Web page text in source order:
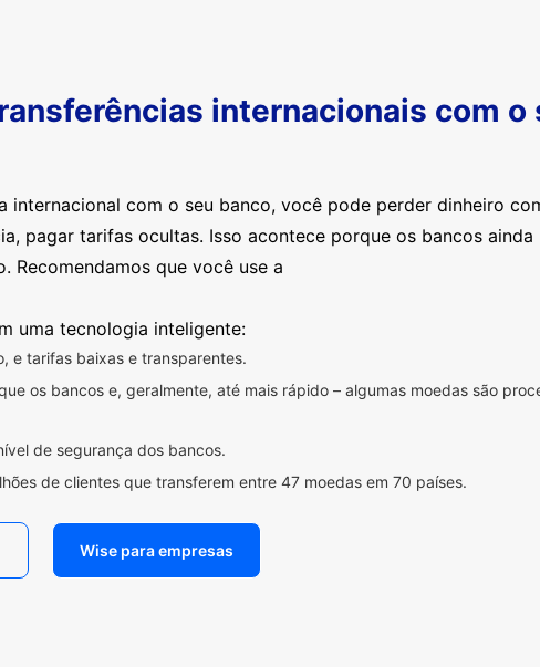
internacionais com o
internacional com o seu banco, você pode perder dinheiro
pagar tarifas ocultas. Isso acontece porque os bancos ainda
Recomendamos que você use a
uma tecnologia inteligente:
e tarifas baixas e transparentes.
os bancos e, geralmente, até mais rápido – algumas moedas são
de segurança dos bancos.
de clientes que transferem entre 47 moedas em 70 países.
Wise para empresas